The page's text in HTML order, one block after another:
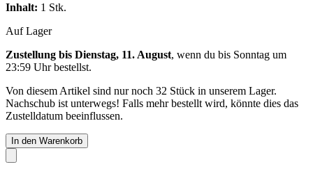
Inhalt: 1 Stk.
Auf Lager
Zustellung bis Dienstag, 11. August, wenn du bis Sonntag um
23:59 Uhrbestellst.
Von diesem Artikel sind nur noch 32 Stück in unserem Lager.
Nachschub ist unterwegs! Falls mehr bestellt wird, könnte dies das
Zustelldatum beeinflussen.
In den Warenkorb